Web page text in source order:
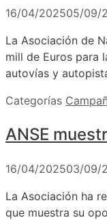
16/04/202505/09/
La Asociación de
mill de Euros para
autovías y
Categorías
ANSE
16/04/202503/09/
La Asociación ha
que muestra su